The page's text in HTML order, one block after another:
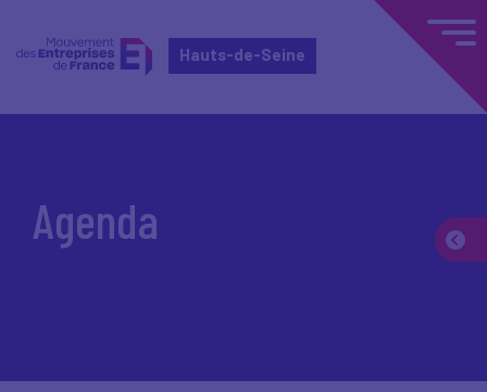
Hauts-de-Seine
Agenda